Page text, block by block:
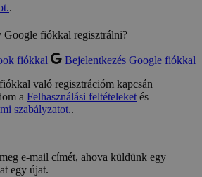
.
Google fiókkal regisztrálni?
fiókkal
Bejelentkezés Google fiókkal
való regisztrációm kapcsán
a Felhasználási feltételeketés
szabályzatot..
e-mail címét, ahova küldünk egy
egy újat.